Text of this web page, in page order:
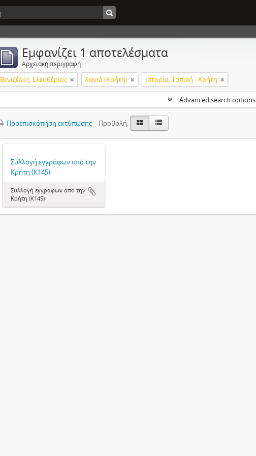
Εμφανίζει 1 αποτελέσματα
Αρχειακή περιγραφή
Βενιζέλος, Ελευθέριος Χανιά (Κρήτη) Ιστορία, Τοπική - Κρήτη
Advanced search options
Προεπισκόπηση εκτύπωσης Προβολή:
Συλλογή εγγράφων από την
Κρήτη (Κ145)
Συλλογή εγγράφων από την
Κρήτη (Κ145)